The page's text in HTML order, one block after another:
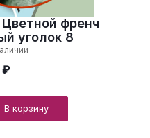
френч
уголок 8
₽
В корзину